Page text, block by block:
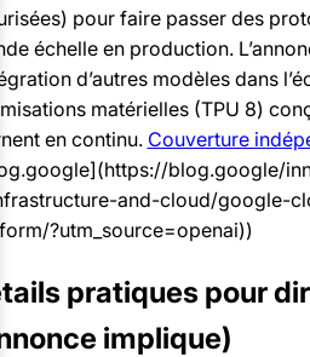
pour faire passer des
échelle en production.
d’autres modèles dans
matérielles (TPU 8)
en continu. Couverture
blog.google/
and-cloud/google-
?utm_source=openai))
pratiques pour
implique)